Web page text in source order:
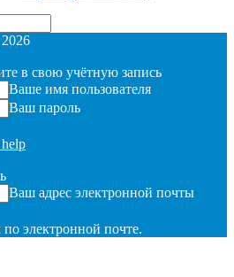
в свою учётную запись
Ваше имя пользователя
Ваш пароль
Ваш адрес электронной почты
электронной почте.